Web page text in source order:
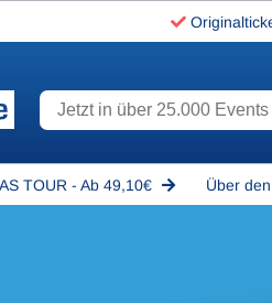
Jetzt in über 25.000 Events
TOUR - Ab 49,10€ Über